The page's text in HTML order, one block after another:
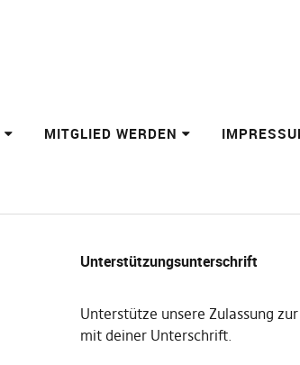
MITGLIED WERDEN
Unterstützungsunterschrift
Unterstütze unsere Zulassung
mit deiner Unterschrift.